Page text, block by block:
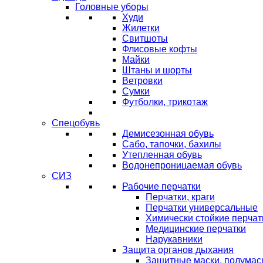
Головные уборы
Худи
Жилетки
Свитшоты
Флисовые кофты
Майки
Штаны и шорты
Ветровки
Сумки
Футболки, трикотаж
Спецобувь
Демисезонная обувь
Сабо, тапочки, бахилы
Утепленная обувь
Водонепроницаемая обувь
СИЗ
Рабочие перчатки
Перчатки, краги
Перчатки универсальные
Химически стойкие
Медицинские перчатки
Нарукавники
Защита органов дыхания
Защитные маски,